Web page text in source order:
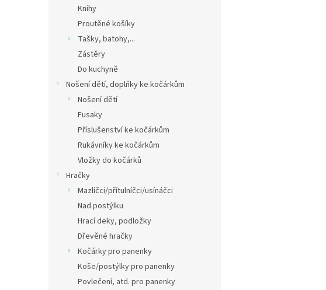
Knihy
Proutěné košíky
Tašky, batohy,...
Zástěry
Do kuchyně
Nošení dětí, doplňky ke kočárkům
Nošení dětí
Fusaky
Příslušenství ke kočárkům
Rukávníky ke kočárkům
Vložky do kočárků
Hračky
Mazlíčci/přítulníčci/usínáčci
Nad postýlku
Hrací deky, podložky
Dřevěné hračky
Kočárky pro panenky
Koše/postýlky pro panenky
Povlečení, atd. pro panenky